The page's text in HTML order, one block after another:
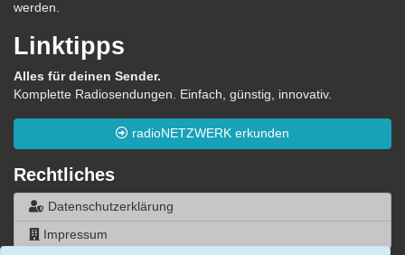
werden.
Linktipps
Alles für deinen Sender.
Komplette Radiosendungen. Einfach, günstig, innovativ.
radioNETZWERK erkunden
Rechtliches
Datenschutzerklärung
Impressum